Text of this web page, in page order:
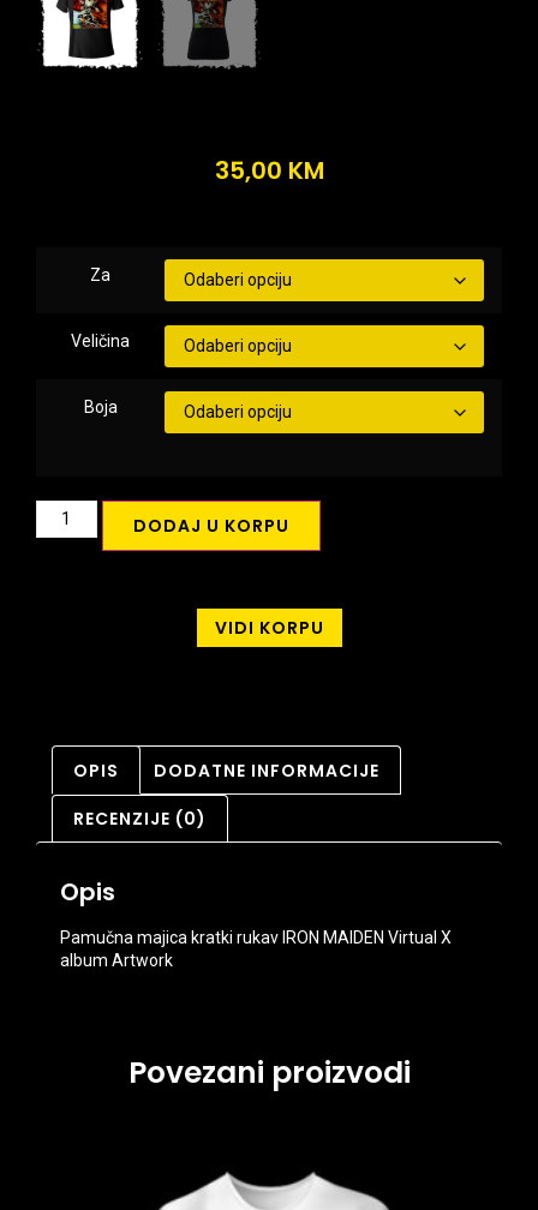
35,00 KM
Za
Veličina
Boja
DODAJ U KORPU
VIDI KORPU
OPIS DODATNE INFORMACIJE
RECENZIJE (0)
Opis
Pamučna majica kratki rukav IRON MAIDEN Virtual X
album Artwork
Povezani proizvodi